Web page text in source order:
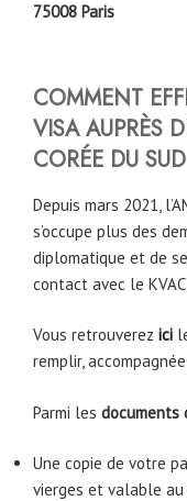
75008 Paris
COMMENT
VISA AUPRÈS
CORÉE DU
Depuis mars 2021,
s’occupe plus des
diplomatique et de
contact avec le KVAC.
Vous retrouverez ici
remplir,
Parmi les documents
Une copie de votre
vierges et valable au